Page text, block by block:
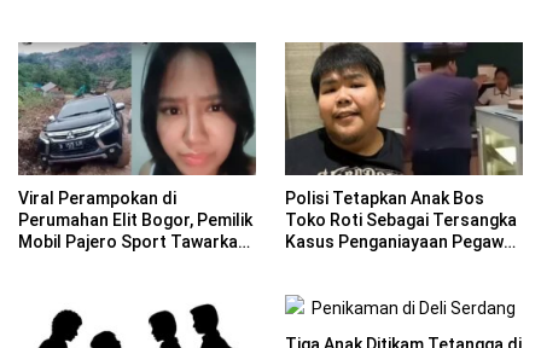
Viral Perampokan di
Perumahan Elit Bogor, Pemilik
Mobil Pajero Sport Tawarkan
Polisi Tetapkan Anak Bos
Toko Roti Sebagai Tersangka
Kasus Penganiayaan Pegawai